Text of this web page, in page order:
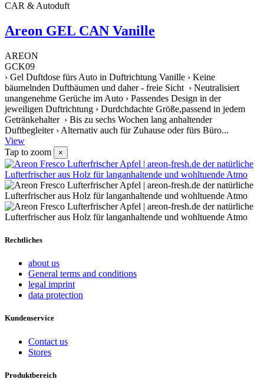
CAR & Autoduft
Areon GEL CAN Vanille
AREON
GCK09
› Gel Duftdose fürs Auto in Duftrichtung Vanille › Keine
bäumelnden Duftbäumen und daher - freie Sicht › Neutralisiert
unangenehme Gerüche im Auto › Passendes Design in der
jeweiligen Duftrichtung › Durdchdachte Größe,passend in jedem
Getränkehalter › Bis zu sechs Wochen lang anhaltender
Duftbegleiter › Alternativ auch für Zuhause oder fürs Büro...
View
Tap to zoom
×
Rechtliches
about us
General terms and conditions
legal imprint
data protection
Kundenservice
Contact us
Stores
Produktbereich